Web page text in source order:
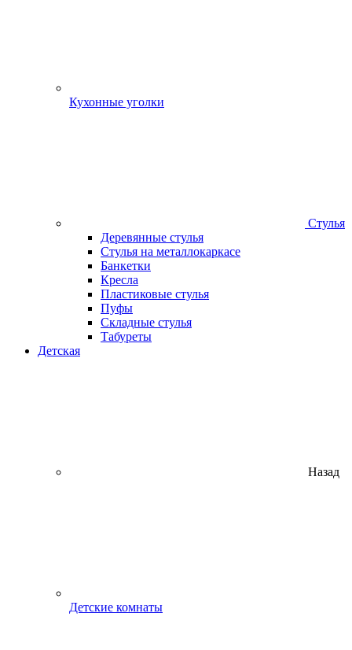
Кухонные уголки
Стулья
Деревянные стулья
Стулья на металлокаркасе
Банкетки
Кресла
Пластиковые стулья
Пуфы
Складные стулья
Табуреты
Детская
Назад
Детские комнаты